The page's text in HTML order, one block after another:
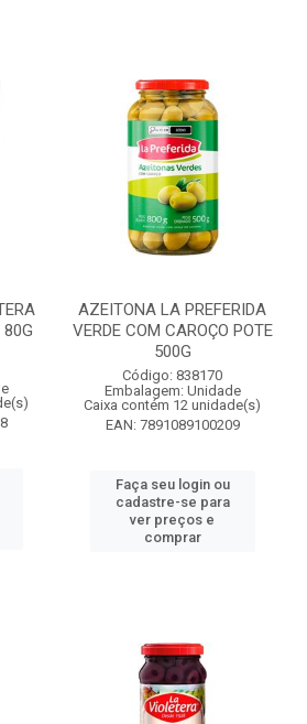
80G
AZEITONA LA PREFERIDA
VERDE COM CAROÇO POTE
500G
Código: 838170
Embalagem: Unidade
Caixa contém 12 unidade(s)
EAN: 7891089100209
Faça seu login ou
cadastre-se para
ver preços e
comprar